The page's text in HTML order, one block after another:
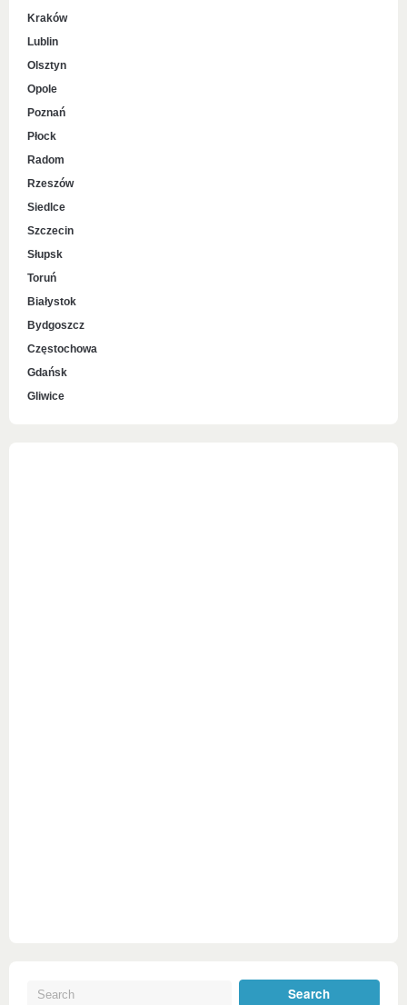
Kraków
Lublin
Olsztyn
Opole
Poznań
Płock
Radom
Rzeszów
Siedlce
Szczecin
Słupsk
Toruń
Białystok
Bydgoszcz
Częstochowa
Gdańsk
Gliwice